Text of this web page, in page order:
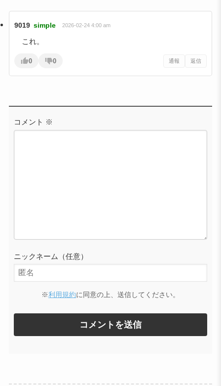
9019 simple 2026-02-24 4:00 am
これ。
0 0 通報 返信
コメント ※
ニックネーム（任意）
※利用規約に同意の上、送信してください。